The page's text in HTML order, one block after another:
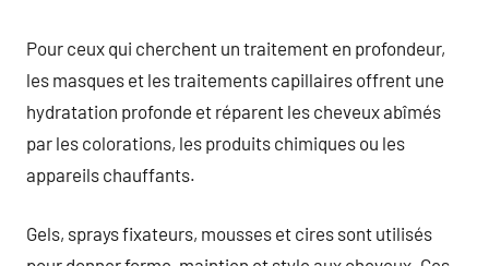
Pour ceux qui cherchent un traitement en profondeur,
les masques et les traitements capillaires offrent une
hydratation profonde et réparent les cheveux abîmés
par les colorations, les produits chimiques ou les
appareils chauffants.
Gels, sprays fixateurs, mousses et cires sont utilisés